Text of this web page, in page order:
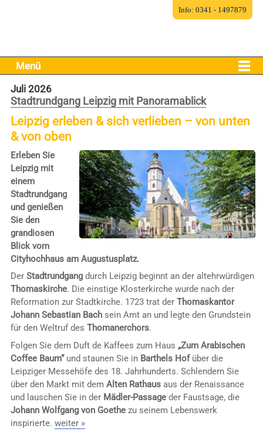
Menü
Juli 2026
Stadtrundgang Leipzig mit Panoramablick
Leipzig erleben & sich verlieben – von unten
& von oben
Erleben Sie
Leipzig mit
einem
Stadtrundgang
und genießen
Sie den
grandiosen
Blick vom
Cityhochhaus am Augustusplatz.
Der Stadtrundgangdurch Leipzig beginnt an der altehrwürdigen
Thomaskirche. Die einstige Klosterkirche wurde nach der
Reformation zur Stadtkirche. 1723 trat der Thomaskantor
Johann Sebastian Bachsein Amt an und legte den Grundstein
für den Weltruf des Thomanerchors.
Folgen Sie dem Duft de Kaffees zum Haus „Zum Arabischen
Coffee Baum“und staunen Sie in Barthels Hofüber die
Leipziger Messehöfe des 18. Jahrhunderts. Schlendern Sie
über den Markt mit dem Alten Rathausaus der Renaissance
und lauschen Sie in der Mädler-Passageder Faustsage, die
Johann Wolfgang von Goethezu seinem Lebenswerk
inspirierte. weiter »
Info: 0341 - 1497879